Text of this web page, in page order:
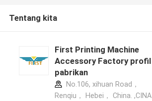
Tentang kita
First Printing Machine
Accessory Factory profil
pabrikan
No.106, xihuan Road，
Renqiu， Hebei， China. ,CINA